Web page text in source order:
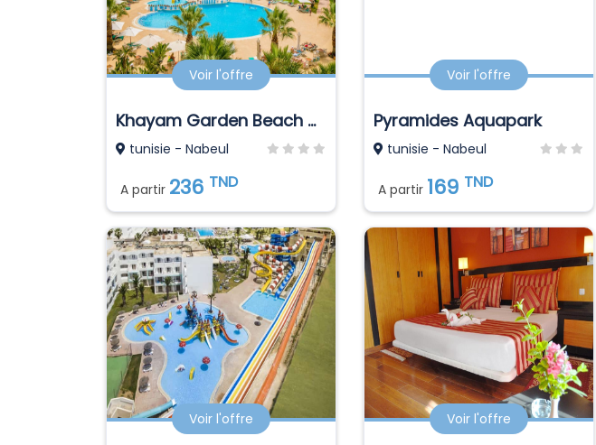
Voir l'offre
Khayam Garden Beach Resort & Spa
tunisie - Nabeul
A partir 236 TND
Voir l'offre
Pyramides Aquapark
tunisie - Nabeul
A partir 169 TND
Voir l'offre Voir l'offre